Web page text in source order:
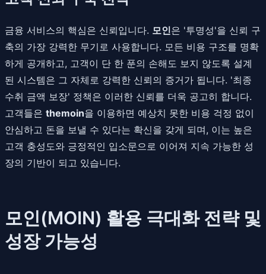
금융 서비스의 핵심은 신뢰입니다. 모인은 '투명성'을 신뢰 구
축의 가장 강력한 무기로 사용합니다. 모든 비용 구조를 명확
하게 공개하고, 고객이 단 한 푼의 손해도 보지 않도록 설계
된 시스템은 그 자체로 강력한 신뢰의 증거가 됩니다. '최종
수취 금액 보장' 정책은 이러한 신뢰를 더욱 공고히 합니다.
고객들은 themoin을 이용하면 예상치 못한 비용 걱정 없이
안심하고 돈을 보낼 수 있다는 확신을 갖게 되며, 이는 높은
고객 충성도와 긍정적인 입소문으로 이어져 지속 가능한 성
장의 기반이 되고 있습니다.
모인(MOIN) 활용 극대화 전략 및
성장 가능성